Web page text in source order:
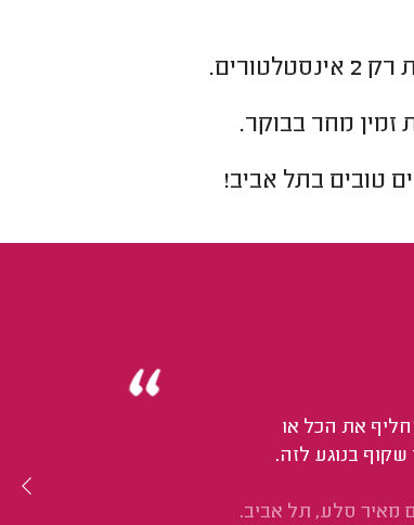
רק 2 אינסטלטורים.
זמין מחר בבוקר.
טובים בתל אביב!
את הכל או
בנוגע לזה.
מאיר סלע, תל אביב.